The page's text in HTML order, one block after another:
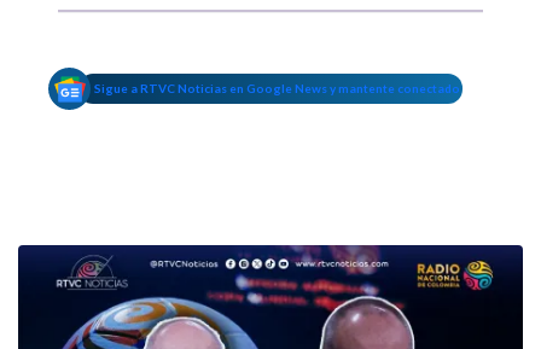
Sigue a RTVC Noticias en Google News y mantente conectado